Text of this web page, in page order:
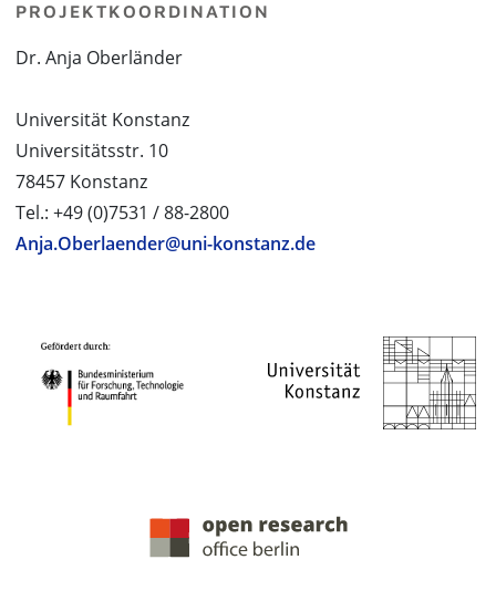
PROJEKTKOORDINATION
Dr. Anja Oberländer
Universität Konstanz
Universitätsstr. 10
78457 Konstanz
Tel.: +49 (0)7531 / 88-2800
Anja.Oberlaender@uni-konstanz.de